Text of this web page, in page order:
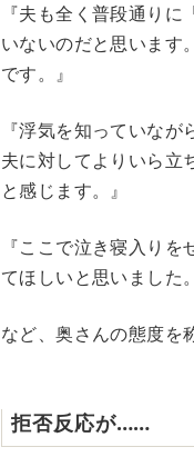
『夫も全く普段通り
いないのだと思います
です。』
『浮気を知っていな
夫に対してよりいら立
と感じます。』
『ここで泣き寝入り
てほしいと思いました
など、奥さんの態度を
拒否反応が……